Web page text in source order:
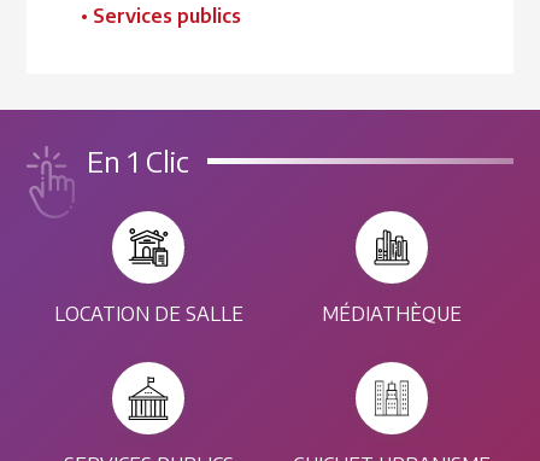
Services publics
En 1 Clic
LOCATION DE SALLE MÉDIATHÈQUE